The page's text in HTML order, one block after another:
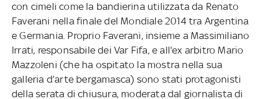
con cimeli come la bandierina utilizzata da Renato
Faverani nella finale del Mondiale 2014 tra Argentina
e Germania. Proprio Faverani, insieme a Massimiliano
Irrati, responsabile dei Var Fifa, e all'ex arbitro Mario
Mazzoleni (che ha ospitato la mostra nella sua
galleria d’arte bergamasca) sono stati protagonisti
della serata di chiusura, moderata dal giornalista di